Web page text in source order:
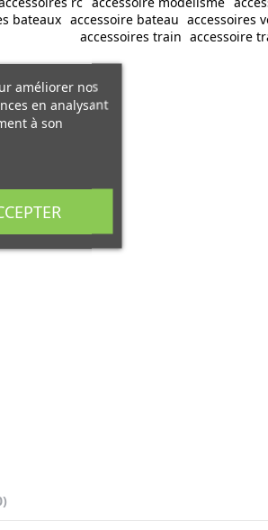
bateaux accessoire bateau accessoires
accessoires train accessoire
améliorer nos
en analysant
à son